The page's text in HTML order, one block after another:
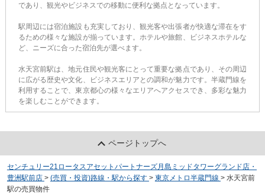
であり、観光やビジネスでの移動に便利な拠点となっています。
駅周辺には宿泊施設も充実しており、観光客や出張者が快適な滞在をす
るための様々な施設が揃っています。ホテルや旅館、ビジネスホテルな
ど、ニーズに合った宿泊先が選べます。
水天宮前駅は、地元住民や観光客にとって重要な拠点であり、その周辺
に広がる歴史や文化、ビジネスエリアとの調和が魅力です。半蔵門線を
利用することで、東京都心の様々なエリアへアクセスでき、多彩な魅力
を楽しむことができます。
ページトップへ
センチュリー21ロータスアセットパートナーズ月島ミッドタワーグランド店・
豊洲駅前店 > (売買・投資)路線・駅から探す > 東京メトロ半蔵門線 > 水天宮前
駅の売買物件